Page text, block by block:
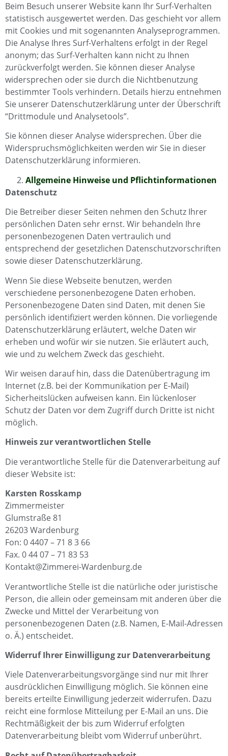
Beim Besuch unserer Website kann Ihr Surf-Verhalten
statistisch ausgewertet werden. Das geschieht vor allem
mit Cookies und mit sogenannten Analyseprogrammen.
Die Analyse Ihres Surf-Verhaltens erfolgt in der Regel
anonym; das Surf-Verhalten kann nicht zu Ihnen
zurückverfolgt werden. Sie können dieser Analyse
widersprechen oder sie durch die Nichtbenutzung
bestimmter Tools verhindern. Details hierzu entnehmen
Sie unserer Datenschutzerklärung unter der Überschrift
“Drittmodule und Analysetools”.
Sie können dieser Analyse widersprechen. Über die
Widerspruchsmöglichkeiten werden wir Sie in dieser
Datenschutzerklärung informieren.
Allgemeine Hinweise und Pflichtinformationen
Datenschutz
Die Betreiber dieser Seiten nehmen den Schutz Ihrer
persönlichen Daten sehr ernst. Wir behandeln Ihre
personenbezogenen Daten vertraulich und
entsprechend der gesetzlichen Datenschutzvorschriften
sowie dieser Datenschutzerklärung.
Wenn Sie diese Webseite benutzen, werden
verschiedene personenbezogene Daten erhoben.
Personenbezogene Daten sind Daten, mit denen Sie
persönlich identifiziert werden können. Die vorliegende
Datenschutzerklärung erläutert, welche Daten wir
erheben und wofür wir sie nutzen. Sie erläutert auch,
wie und zu welchem Zweck das geschieht.
Wir weisen darauf hin, dass die Datenübertragung im
Internet (z.B. bei der Kommunikation per E-Mail)
Sicherheitslücken aufweisen kann. Ein lückenloser
Schutz der Daten vor dem Zugriff durch Dritte ist nicht
möglich.
Hinweis zur verantwortlichen Stelle
Die verantwortliche Stelle für die Datenverarbeitung auf
dieser Website ist:
Karsten Rosskamp
Zimmermeister
Glumstraße 81
26203 Wardenburg
Fon: 0 4407 – 71 8 3 66
Fax. 0 44 07 – 71 83 53
Kontakt@Zimmerei-Wardenburg.de
Verantwortliche Stelle ist die natürliche oder juristische
Person, die allein oder gemeinsam mit anderen über die
Zwecke und Mittel der Verarbeitung von
personenbezogenen Daten (z.B. Namen, E-Mail-Adressen
o. Ä.) entscheidet.
Widerruf Ihrer Einwilligung zur Datenverarbeitung
Viele Datenverarbeitungsvorgänge sind nur mit Ihrer
ausdrücklichen Einwilligung möglich. Sie können eine
bereits erteilte Einwilligung jederzeit widerrufen. Dazu
reicht eine formlose Mitteilung per E-Mail an uns. Die
Rechtmäßigkeit der bis zum Widerruf erfolgten
Datenverarbeitung bleibt vom Widerruf unberührt.